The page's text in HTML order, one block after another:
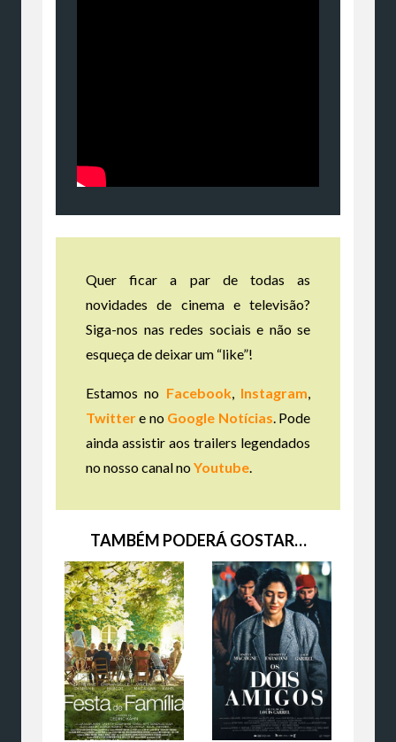
Quer ficar a par de todas as
novidades de cinema e televisão?
Siga-nos nas redes sociais e não se
esqueça de deixar um “like”!
Estamos no Facebook, Instagram
Twittere no Google Notícias . Pode
ainda assistir aos trailers legendados
no nosso canal noYoutube
TAMBÉM PODERÁ GOSTAR…